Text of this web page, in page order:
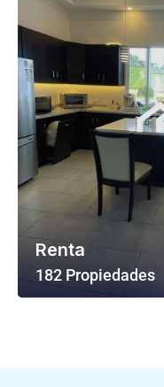
Renta
182 Propiedades